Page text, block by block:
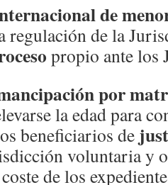
de
regulación de la
propio ante los
por
la edad para
beneficiarios de
voluntaria y
de los